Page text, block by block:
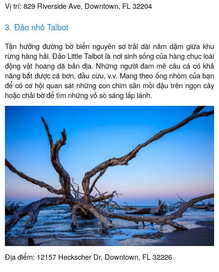
Vị trí: 829 Riverside Ave, Downtown, FL 32204
3. Đảo nhỏ Talbot
Tận hưởng đường bờ biển nguyên sơ trải dài năm dặm giữa khu
rừng hàng hải. Đảo Little Talbot là nơi sinh sống của hàng chục loài
động vật hoang dã bản địa. Những người đam mê câu cá có khả
năng bắt được cá bơn, đầu cừu, v.v. Mang theo ống nhòm của bạn
để có cơ hội quan sát những con chim săn mồi đậu trên ngọn cây
hoặc chải bờ để tìm những vỏ sò sáng lấp lánh.
Địa điểm: 12157 Heckscher Dr, Downtown, FL 32226